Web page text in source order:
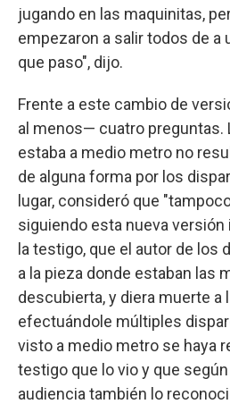
jugando en las maquinitas,
empezaron a salir todos de a
que paso", dijo.
Frente a este cambio de
al menos— cuatro preguntas.
estaba a medio metro no
de alguna forma por los
lugar, consideró que
siguiendo esta nueva versión
la testigo, que el autor de los
a la pieza donde estaban las
descubierta, y diera muerte a
efectuándole múltiples
visto a medio metro se haya
testigo que lo vio y que
audiencia también lo